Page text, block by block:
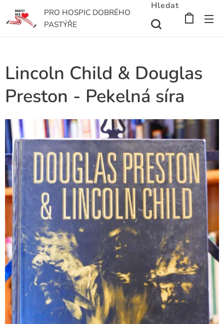
PRO HOSPIC DOBRÉHO
PASTÝŘE
Hledat
Lincoln Child & Douglas
Preston - Pekelná síra